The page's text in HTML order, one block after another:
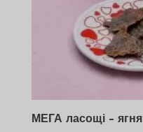
МЕГА ласощі - ягня